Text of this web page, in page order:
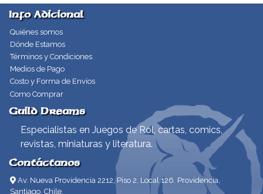
Info Adicional
Quiénes somos
Dónde Estamos
Términos y Condiciones
Medios de Pago
Costo y Forma de Envíos
Como Comprar
Guild Dreams
Especialistas en Juegos de Rol, cartas, comics,
revistas, miniaturas y literatura.
Contáctanos
Av. Nueva Providencia 2212, Piso 2, Local 126. Providencia,
Santiago, Chile.